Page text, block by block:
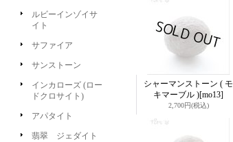
ルビーインゾイサ
イト
サファイア
サンストーン
インカローズ (ロー
ドクロサイト)
アパタイト
翡翠 ジェダイト
シャーマンストーン ( モ
キマーブル )[mo13]
2,700円(税込)